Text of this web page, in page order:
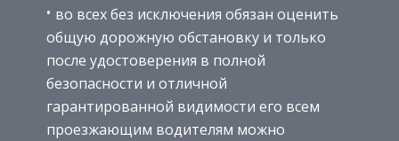
во всех без исключения обязан оценить
общую дорожную обстановку и только
после удостоверения в полной
безопасности и отличной
гарантированной видимости его всем
проезжающим водителям можно